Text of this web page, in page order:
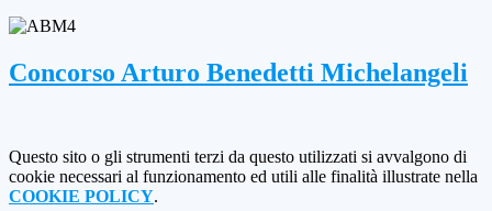
Concorso Arturo Benedetti Michelangeli
Questo sito o gli strumenti terzi da questo utilizzati si avvalgono di
cookie necessari al funzionamento ed utili alle finalità illustrate nella
COOKIE POLICY.